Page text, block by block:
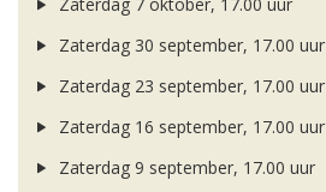
Zaterdag 7 oktober, 17.00 uur
Zaterdag 30 september, 17.00 uur
Zaterdag 23 september, 17.00 uur
Zaterdag 16 september, 17.00 uur
Zaterdag 9 september, 17.00 uur